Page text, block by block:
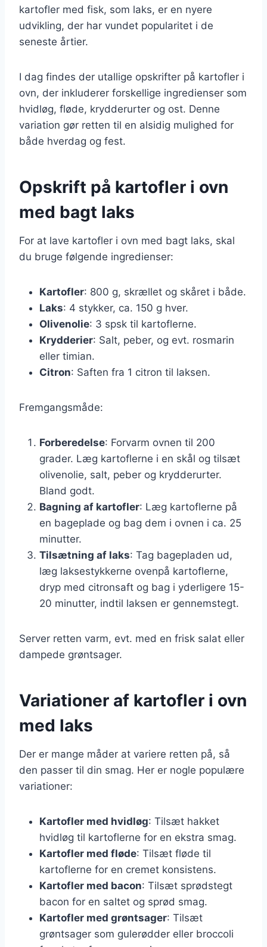
kartofler med fisk, som laks, er en nyere
udvikling, der har vundet popularitet i de
seneste årtier.
I dag findes der utallige opskrifter på kartofler i
ovn, der inkluderer forskellige ingredienser som
hvidløg, fløde, krydderurter og ost. Denne
variation gør retten til en alsidig mulighed for
både hverdag og fest.
Opskrift på kartofler i ovn
med bagt laks
For at lave kartofler i ovn med bagt laks, skal
du bruge følgende ingredienser:
Kartofler: 800 g, skrællet og skåret i både.
Laks: 4 stykker, ca. 150 g hver.
Olivenolie: 3 spsk til kartoflerne.
Krydderier: Salt, peber, og evt. rosmarin
eller timian.
Citron: Saften fra 1 citron til laksen.
Fremgangsmåde:
Forberedelse: Forvarm ovnen til 200
grader. Læg kartoflerne i en skål og tilsæt
olivenolie, salt, peber og krydderurter.
Bland godt.
Bagning af kartofler: Læg kartoflerne på
en bageplade og bag dem i ovnen i ca. 25
minutter.
Tilsætning af laks: Tag bagepladen ud,
læg laksestykkerne ovenpå kartoflerne,
dryp med citronsaft og bag i yderligere 15-
20 minutter, indtil laksen er gennemstegt.
Server retten varm, evt. med en frisk salat eller
dampede grøntsager.
Variationer af kartofler i ovn
med laks
Der er mange måder at variere retten på, så
den passer til din smag. Her er nogle populære
variationer:
Kartofler med hvidløg: Tilsæt hakket
hvidløg til kartoflerne for en ekstra smag.
Kartofler med fløde: Tilsæt fløde til
kartoflerne for en cremet konsistens.
Kartofler med bacon: Tilsæt sprødstegt
bacon for en saltet og sprød smag.
Kartofler med grøntsager: Tilsæt
grøntsager som gulerødder eller broccoli